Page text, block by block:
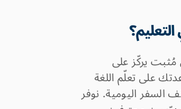
يركّز على
على تعلّم اللغة
السفر اليومية. نوفر